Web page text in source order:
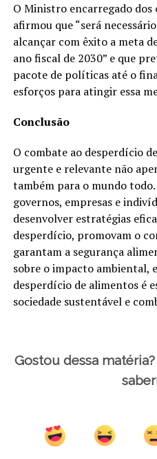
O Ministro encarregado dos
afirmou que “será
alcançar com êxito a meta
ano fiscal de 2030” e que
pacote de políticas até o
esforços para atingir essa
Conclusão
O combate ao desperdício
urgente e relevante não
também para o mundo
governos, empresas e
desenvolver estratégias
desperdício, promovam o
garantam a segurança
sobre o impacto ambiental,
desperdício de alimentos é
sociedade sustentável e
Gostou dessa